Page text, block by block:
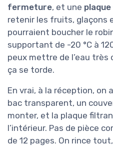
fermeture, et une
retenir les fruits, glaçons
pourraient boucher le
supportant de -20 °C à
peux mettre de l’eau très
ça se torde.
En vrai, à la réception, on
bac transparent, un
monter, et la plaque
l’intérieur. Pas de pièce
de 12 pages. On rince